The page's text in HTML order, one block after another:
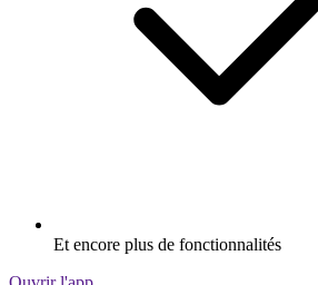
Et encore plus de fonctionnalités